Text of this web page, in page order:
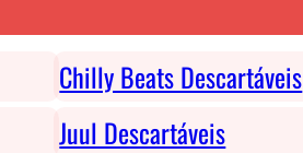
Chilly Beats Descartáveis
Juul Descartáveis